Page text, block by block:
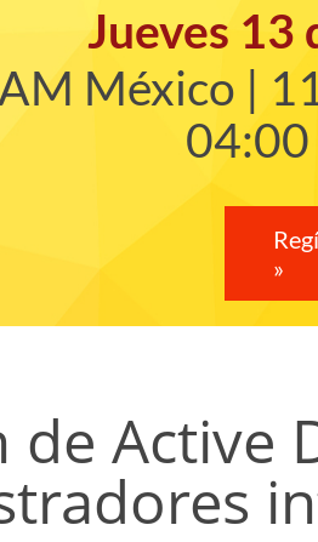
Jueves 13
México |
04:00
»
de Active